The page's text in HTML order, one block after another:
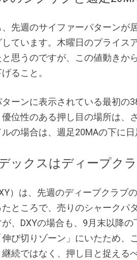
先週のサイファーパターンが
ています。木曜日のプライス
思うのですが、この値動きか
ること。
ーンに表示されている最初の
位性のある押し目の場所は、
の場合は、週足20MAの下に日
ックスはディープク
）は、先週のディープクラブ
ところで、売りのシャークパ
が、DXYの場合も、9月末以降
び切りゾーン」にいたため、
続ではなく、押し目と捉える